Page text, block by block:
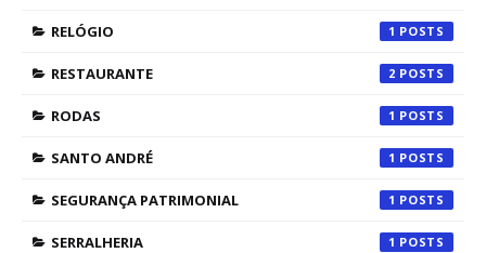
RELÓGIO 1
RESTAURANTE 2
RODAS 1
SANTO ANDRÉ 1
SEGURANÇA PATRIMONIAL 1
SERRALHERIA 1